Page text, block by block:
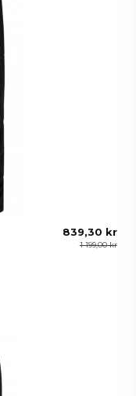
839,30 kr
1 199,00 kr